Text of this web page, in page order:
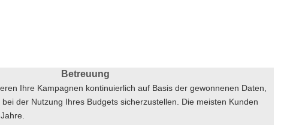
Betreuung
Ihre Kampagnen kontinuierlich auf Basis der gewonnenen Daten,
der Nutzung Ihres Budgets sicherzustellen. Die meisten Kunden